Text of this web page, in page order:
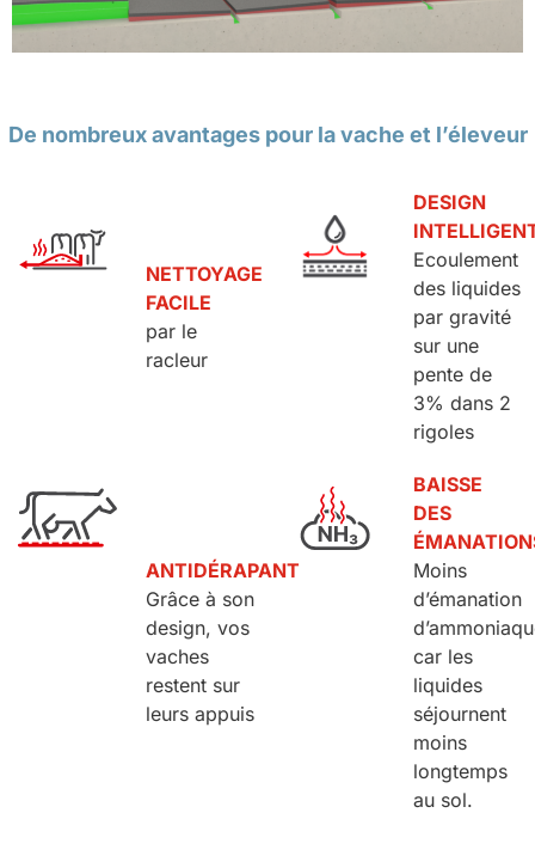
De nombreux avantages pour la vache et l’éleveur
NETTOYAGE
FACILE
par le
racleur
DESIGN
Ecoulement
des liquides
par gravité
sur une
pente de
3% dans 2
rigoles
ANTIDÉRAPANT
Grâce à son
design, vos
vaches
restent sur
leurs appuis
BAISSE
DES
Moins
d’émanation
car les
liquides
séjournent
moins
longtemps
au sol.